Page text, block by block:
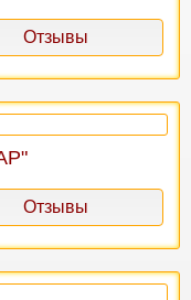
Отзывы
Отзывы